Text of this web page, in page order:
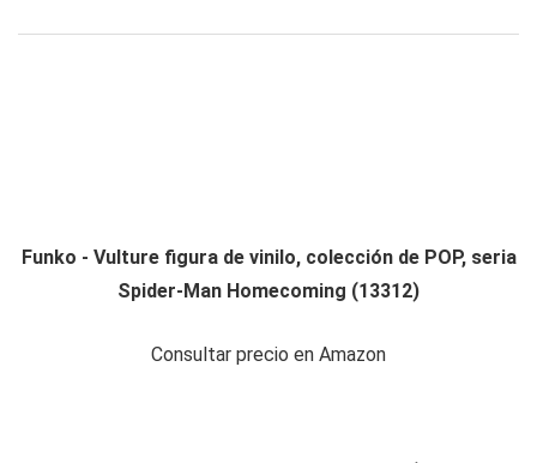
Funko - Vulture figura de vinilo, colección de POP, seria
Spider-Man Homecoming (13312)
Consultar precio en Amazon